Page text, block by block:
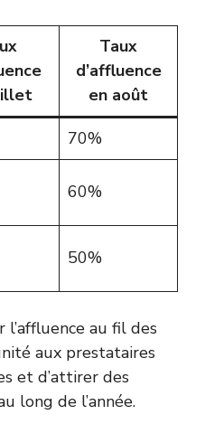
Taux
d’affluence
en août
70%
60%
50%
au fil des
aux prestataires
et d’attirer des
long de l’année.